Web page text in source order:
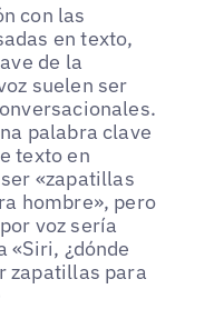
con las
en texto,
de la
suelen ser
palabra clave
texto en
«zapatillas
hombre», pero
voz sería
«Siri, ¿dónde
zapatillas para